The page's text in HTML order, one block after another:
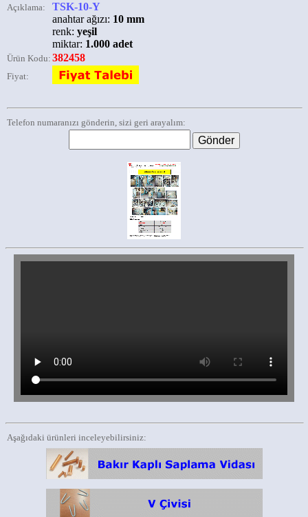
Açıklama:
TSK-10-Y
anahtar ağızı: 10 mm
renk: yeşil
miktar: 1.000 adet
Ürün Kodu: 382458
Fiyat:
Telefon numaranızı gönderin, sizi geri arayalım:
Aşağıdaki ürünleri inceleyebilirsiniz: